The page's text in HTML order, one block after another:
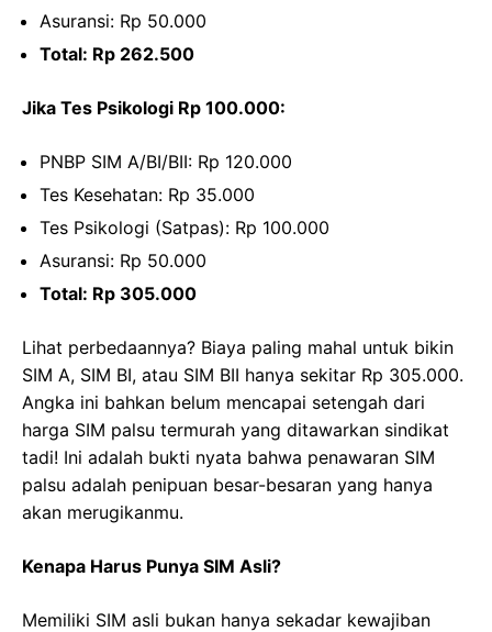
Asuransi: Rp 50.000
Total: Rp 262.500
Jika Tes Psikologi Rp 100.000:
PNBP SIM A/BI/BII: Rp 120.000
Tes Kesehatan: Rp 35.000
Tes Psikologi (Satpas): Rp 100.000
Asuransi: Rp 50.000
Total: Rp 305.000
Lihat perbedaannya? Biaya paling mahal untuk bikin
SIM A, SIM BI, atau SIM BII hanya sekitar Rp 305.000.
Angka ini bahkan belum mencapai setengah dari
harga SIM palsu termurah yang ditawarkan sindikat
tadi! Ini adalah bukti nyata bahwa penawaran SIM
palsu adalah penipuan besar-besaran yang hanya
akan merugikanmu.
Kenapa Harus Punya SIM Asli?
Memiliki SIM asli bukan hanya sekadar kewajiban